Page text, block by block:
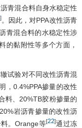
青混合料自身水稳定性
]。因此，对PPA改性沥青
青混合料的水稳定性涉
的黏附性等多个方面，
试验对不同改性沥青混
，0.4%PPA掺量的改性
料、20%TB胶粉掺量的
岩沥青掺量的改性沥
。Orange等[22]通过冻